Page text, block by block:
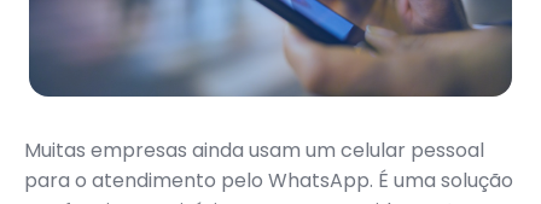
Muitas empresas ainda usam um celular pessoal
para o atendimento pelo WhatsApp. É uma solução